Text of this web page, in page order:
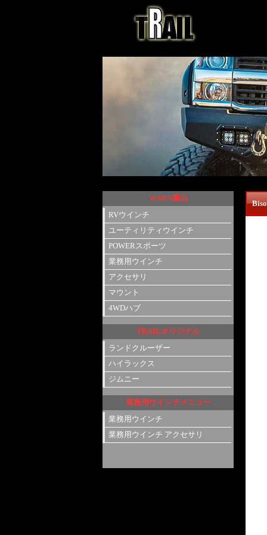
WARN製品
RVウインチ
ユーティリティウインチ
POWERスポーツ
業務用ウインチ
アクセサリ
マウント
4WDハブ
TRAILオリジナル
ランドクルーザー
ハイラックス
ジムニー
業務用ウインチメニュー
業務用ウインチ
業務用ウインチ アクセサリ